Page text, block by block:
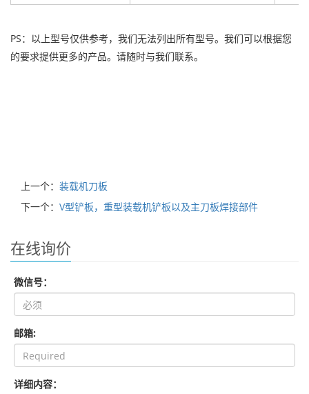
PS：以上型号仅供参考，我们无法列出所有型号。我们可以根据您
的要求提供更多的产品。请随时与我们联系。
上一个： 装载机刀板
下一个： V型铲板，重型装载机铲板以及主刀板焊接部件
在线询价
微信号：
邮箱:
详细内容：